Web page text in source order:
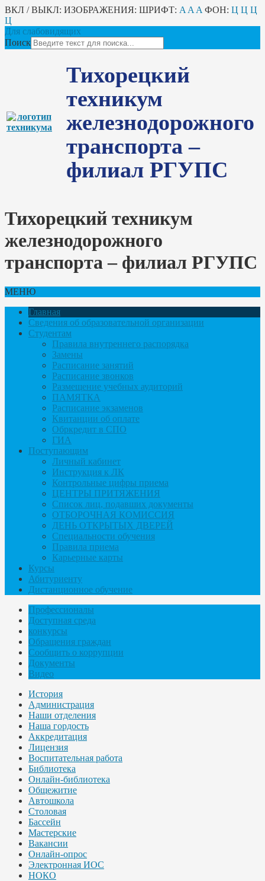
ВКЛ / ВЫКЛ: ИЗОБРАЖЕНИЯ: ШРИФТ: A A A ФОН: Ц Ц Ц
Ц
Для слабовидящих
Поиск
Тихорецкий
техникум
железнодорожного
транспорта –
филиал РГУПС
Тихорецкий техникум
железнодорожного
транспорта – филиал РГУПС
МЕНЮ
Главная
Сведения об образовательной организации
Студентам
Правила внутреннего распорядка
Замены
Расписание занятий
Расписание звонков
Размещение учебных аудиторий
ПАМЯТКА
Расписание экзаменов
Квитанции об оплате
Обркредит в СПО
ГИА
Поступающим
Личный кабинет
Инструкция к ЛК
Контрольные цифры приема
ЦЕНТРЫ ПРИТЯЖЕНИЯ
Список лиц, подавших документы
ОТБОРОЧНАЯ КОМИССИЯ
ДЕНЬ ОТКРЫТЫХ ДВЕРЕЙ
Специальности обучения
Правила приема
Карьерные карты
Курсы
Абитуриенту
Дистанционное обучение
Профессионалы
Доступная среда
конкурсы
Обращения граждан
Сообщить о коррупции
Документы
Видео
История
Администрация
Наши отделения
Наша гордость
Аккредитация
Лицензия
Воспитательная работа
Библиотека
Онлайн-библиотека
Общежитие
Автошкола
Столовая
Бассейн
Мастерские
Вакансии
Онлайн-опрос
Электронная ИОС
НОКО